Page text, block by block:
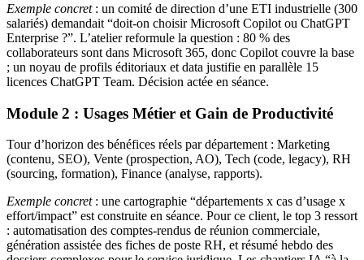
Exemple concret: un comité de direction d’une ETI industrielle (300
salariés) demandait “doit-on choisir Microsoft Copilot ou ChatGPT
Enterprise ?”. L’atelier reformule la question : 80 % des
collaborateurs sont dans Microsoft 365, donc Copilot couvre la base
; un noyau de profils éditoriaux et data justifie en parallèle 15
licences ChatGPT Team. Décision actée en séance.
Module 2 : Usages Métier et Gain de Productivité
Tour d’horizon des bénéfices réels par département : Marketing
(contenu, SEO), Vente (prospection, AO), Tech (code, legacy), RH
(sourcing, formation), Finance (analyse, rapports).
Exemple concret: une cartographie “départements x cas d’usage x
effort/impact” est construite en séance. Pour ce client, le top 3 ressort
: automatisation des comptes-rendus de réunion commerciale,
génération assistée des fiches de poste RH, et résumé hebdo des